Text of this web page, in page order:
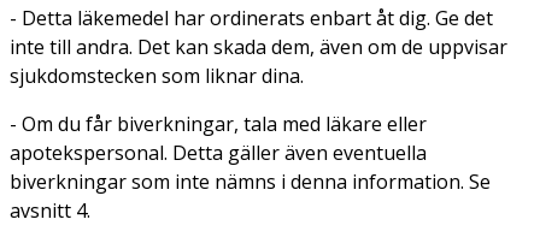
- Detta läkemedel har ordinerats enbart åt dig. Ge det
inte till andra. Det kan skada dem, även om de uppvisar
sjukdomstecken som liknar dina.
- Om du får biverkningar, tala med läkare eller
apotekspersonal. Detta gäller även eventuella
biverkningar som inte nämns i denna information. Se
avsnitt 4.